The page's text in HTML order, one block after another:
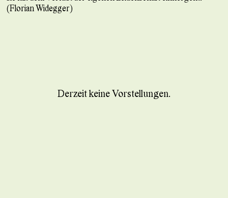
Derzeit keine Vorstellungen.
(Florian Widegger)